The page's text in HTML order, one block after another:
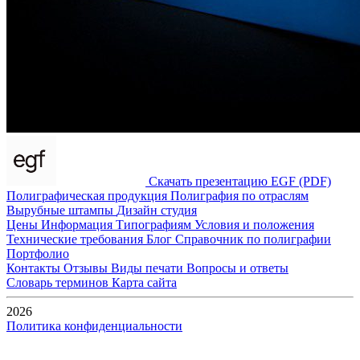
Скачать презентацию EGF (PDF)
Полиграфическая продукция Полиграфия по отраслям
Вырубные штампы Дизайн студия
Цены Информация Типографиям Условия и положения
Технические требования Блог Справочник по полиграфии
Портфолио
Контакты Отзывы Виды печати Вопросы и ответы
Словарь терминов Карта сайта
2026
Политика конфиденциальности